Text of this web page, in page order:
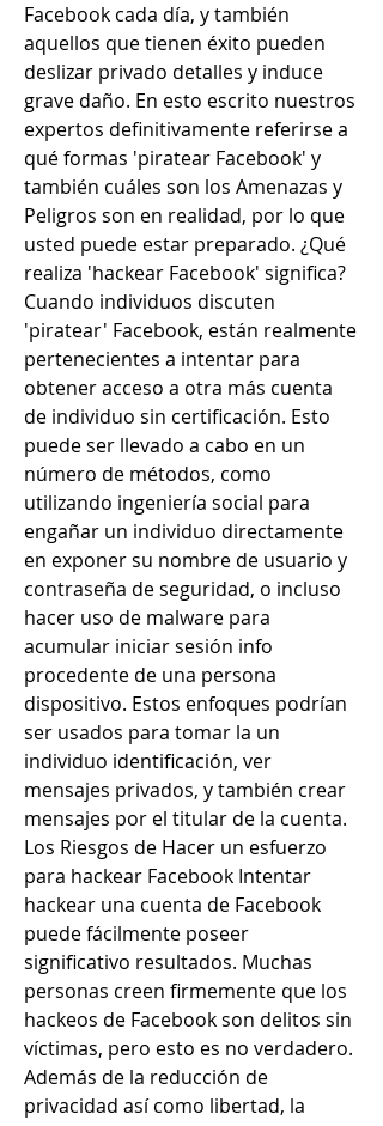
Facebook cada día, y también
aquellos que tienen éxito pueden
deslizar privado detalles y induce
grave daño. En esto escrito nuestros
expertos definitivamente referirse a
qué formas 'piratear Facebook' y
también cuáles son los Amenazas y
Peligros son en realidad, por lo que
usted puede estar preparado. ¿Qué
realiza 'hackear Facebook' significa?
Cuando individuos discuten
'piratear' Facebook, están realmente
pertenecientes a intentar para
obtener acceso a otra más cuenta
de individuo sin certificación. Esto
puede ser llevado a cabo en un
número de métodos, como
utilizando ingeniería social para
engañar un individuo directamente
en exponer su nombre de usuario y
contraseña de seguridad, o incluso
hacer uso de malware para
acumular iniciar sesión info
procedente de una persona
dispositivo. Estos enfoques podrían
ser usados para tomar la un
individuo identificación, ver
mensajes privados, y también crear
mensajes por el titular de la cuenta.
Los Riesgos de Hacer un esfuerzo
para hackear Facebook Intentar
hackear una cuenta de Facebook
puede fácilmente poseer
significativo resultados. Muchas
personas creen firmemente que los
hackeos de Facebook son delitos sin
víctimas, pero esto es no verdadero.
Además de la reducción de
privacidad así como libertad, la